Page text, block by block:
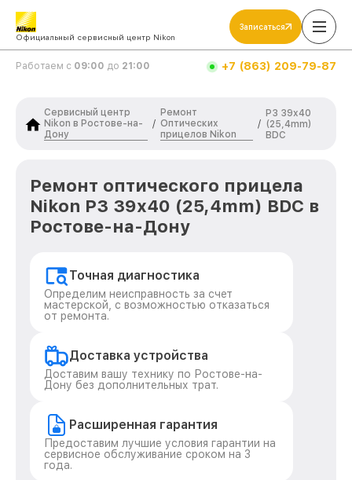
Официальный сервисный центр Nikon
Записаться
Работаем с 09:00 до 21:00 +7 (863) 209-79-87
Сервисный центр
Nikon в Ростове-на-
Дону
/
Ремонт
Оптических
прицелов Nikon
/
P3 39x40
(25,4mm)
BDC
Ремонт оптического прицела
Nikon P3 39x40 (25,4mm) BDC в
Ростове-на-Дону
Точная диагностика
Определим неисправность за счет
мастерской, с возможностью отказаться
от ремонта.
Доставка устройства
Доставим вашу технику по Ростове-на-
Дону без дополнительных трат.
Расширенная гарантия
Предоставим лучшие условия гарантии на
сервисное обслуживание сроком на 3
года.